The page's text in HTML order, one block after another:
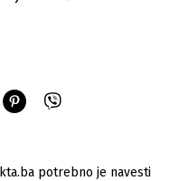
potrebno je navesti